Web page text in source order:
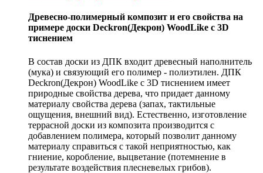
Древесно-полимерный композит и его свойства на
примере доски Deckron(Декрон) WoodLike с 3D
тиснением
В состав доски из ДПК входит древесный наполнитель
(мука) и связующий его полимер - полиэтилен. ДПК
Deckron(Декрон) WoodLike с 3D тиснением имеет
природные свойства дерева, что придает данному
материалу свойства дерева (запах, тактильные
ощущения, внешний вид). Естественно, изготовление
террасной доски из композита производится с
добавлением полимера, который позволит данному
материалу справиться с такой неприятностью, как
гниение, коробление, выцветание (потемнение в
результате воздействия плесневелых грибов).